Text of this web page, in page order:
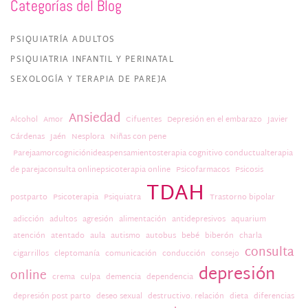
Categorías del Blog
PSIQUIATRÍA ADULTOS
PSIQUIATRIA INFANTIL Y PERINATAL
SEXOLOGÍA Y TERAPIA DE PAREJA
Alcohol Amor Ansiedad Cifuentes Depresión en el embarazo Javier
Cárdenas Jaén Nesplora Niñas con pene
Parejaamorcogniciónideaspensamientosterapia cognitivo conductualterapia
de parejaconsulta onlinepsicoterapia online Psicofarmacos Psicosis
postparto Psicoterapia Psiquiatra TDAH Trastorno bipolar
adicción adultos agresión alimentación antidepresivos aquarium
atención atentado aula autismo autobus bebé biberón charla
cigarrillos cleptomanía comunicación conducción consejo consulta
online crema culpa demencia dependencia depresión
depresión post parto deseo sexual destructivo. relación dieta diferencias